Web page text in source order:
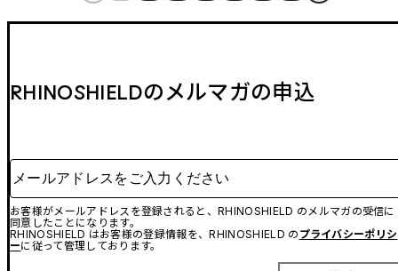
RHINOSHIELDのメルマガの申込
メールアドレスをご入力ください
お客様がメールアドレスを登録されると、RHINOSHIELD のメルマガの受信に
同意したことになります。
RHINOSHIELD はお客様の登録情報を、RHINOSHIELD の プライバシーポリシ
ーに従って管理しております。